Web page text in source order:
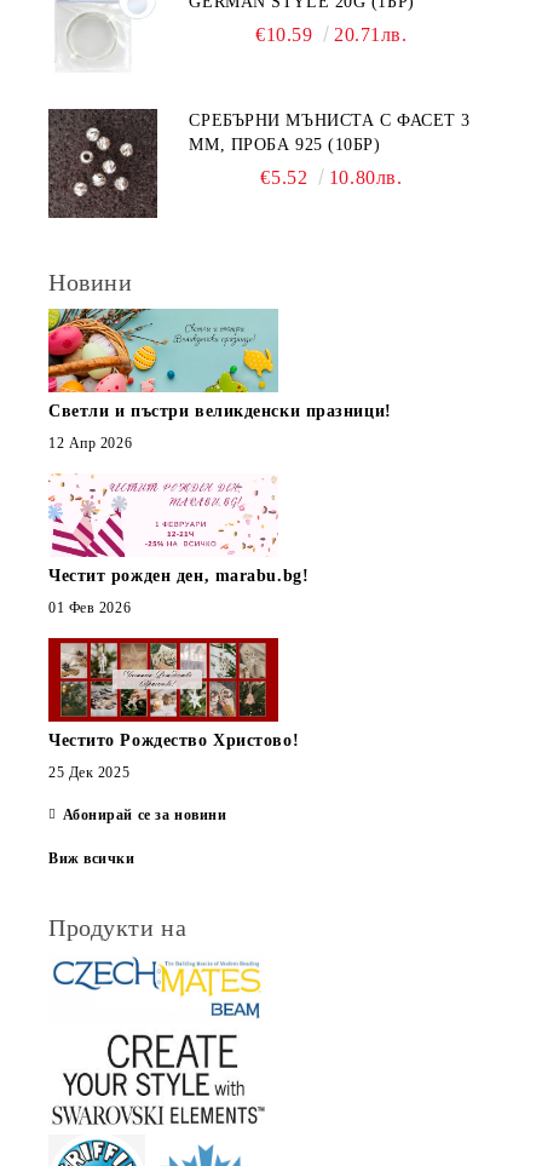
€10.59 20.71лв.
СРЕБЪРНИ МЪНИСТА С ФАСЕТ 3
ММ, ПРОБА 925 (10БР)
€5.52 10.80лв.
Новини
Светли и пъстри великденски празници!
12 Апр 2026
Честит рожден ден, marabu.bg!
01 Фев 2026
Честито Рождество Христово!
25 Дек 2025
Абонирай се за новини
Виж всички
Продукти на